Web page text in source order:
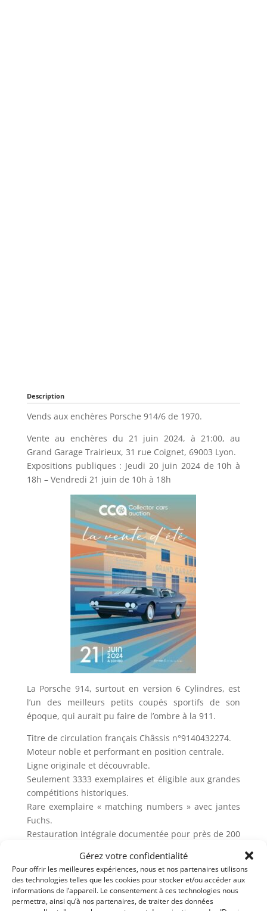
Gérez votre confidentialité
Pour offrir les meilleures expériences, nous et nos partenaires utilisons
des technologies telles que les cookies pour stocker et/ou accéder aux
informations de l’appareil. Le consentement à ces technologies nous
permettra, ainsi qu’à nos partenaires, de traiter des données
Description
Vends aux enchères Porsche 914/6 de 1970.
Vente au enchères du 21 juin 2024, à 21:00, au
Grand Garage Trairieux, 31 rue Coignet, 69003 Lyon.
Expositions publiques : Jeudi 20 juin 2024 de 10h à
18h – Vendredi 21 juin de 10h à 18h
La Porsche 914, surtout en version 6 Cylindres, est
l’un des meilleurs petits coupés sportifs de son
époque, qui aurait pu faire de l’ombre à la 911.
Titre de circulation français Châssis n°9140432274.
Moteur noble et performant en position centrale.
Ligne originale et découvrable.
Seulement 3333 exemplaires et éligible aux grandes
compétitions historiques.
Rare exemplaire « matching numbers » avec jantes
Fuchs.
Restauration intégrale documentée pour près de 200
12 000 kms parcourus depuis la fin des travaux avec
entretien suivi.
Sellerie et volant d’origine fournis.
Trip Master et autoradio bluetooth